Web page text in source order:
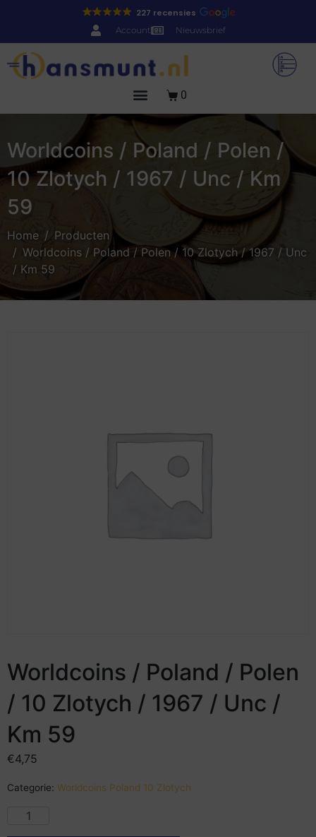
227 recensies
Account Nieuwsbrief
0
Worldcoins / Poland / Polen /
10 Zlotych / 1967 / Unc / Km
59
Home
Producten
Worldcoins / Poland / Polen / 10 Zlotych / 1967 / Unc
/ Km 59
Worldcoins / Poland / Polen
/ 10 Zlotych / 1967 / Unc /
Km 59
€4,75
Categorie: Worldcoins Poland 10 Zlotych